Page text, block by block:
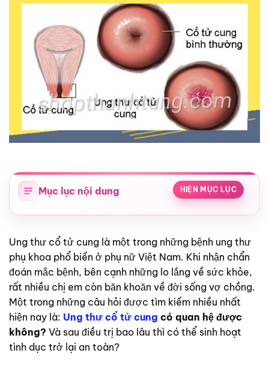
Mục lục nội dung HIỆN MỤC LỤC
Ung thư cổ tử cung là một trong những bệnh ung thư
phụ khoa phổ biến ở phụ nữ Việt Nam. Khi nhận chẩn
đoán mắc bệnh, bên cạnh những lo lắng về sức khỏe,
rất nhiều chị em còn băn khoăn về đời sống vợ chồng.
Một trong những câu hỏi được tìm kiếm nhiều nhất
hiện nay là: Ung thư cổ tử cung có quan hệ được
không? Và sau điều trị bao lâu thì có thể sinh hoạt
tình dục trở lại an toàn?